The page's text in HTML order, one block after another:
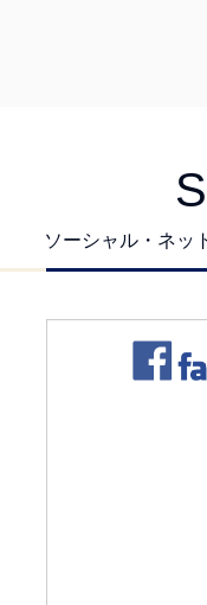
ソーシャル・ネッ